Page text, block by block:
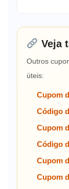
Veja
Outros
úteis:
Cupom
Código
Cupom
Código
Cupom
Cupom